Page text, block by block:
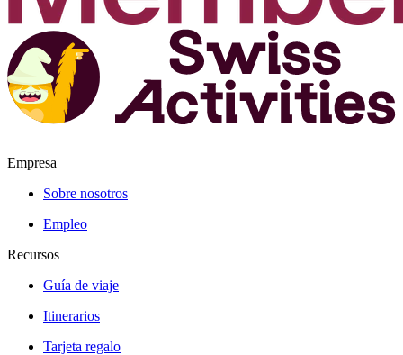
Empresa
Sobre nosotros
Empleo
Recursos
Guía de viaje
Itinerarios
Tarjeta regalo